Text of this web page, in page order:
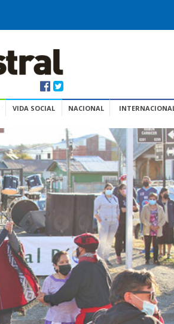
VIDA SOCIAL NACIONAL